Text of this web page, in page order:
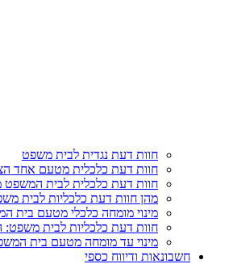
חוות דעת נגדית לבית משפט
חוות דעת כלכלית מטעם אחד
חוות דעת כלכלית לבית
מהן חוות דעת כלכליות לבית
מינוי מומחה כלכלי מטעם בית
חוות דעת כלכליות לבית משפט:
מינוי עד מומחה מטעם בית
חשבונאות ודיווח כספי